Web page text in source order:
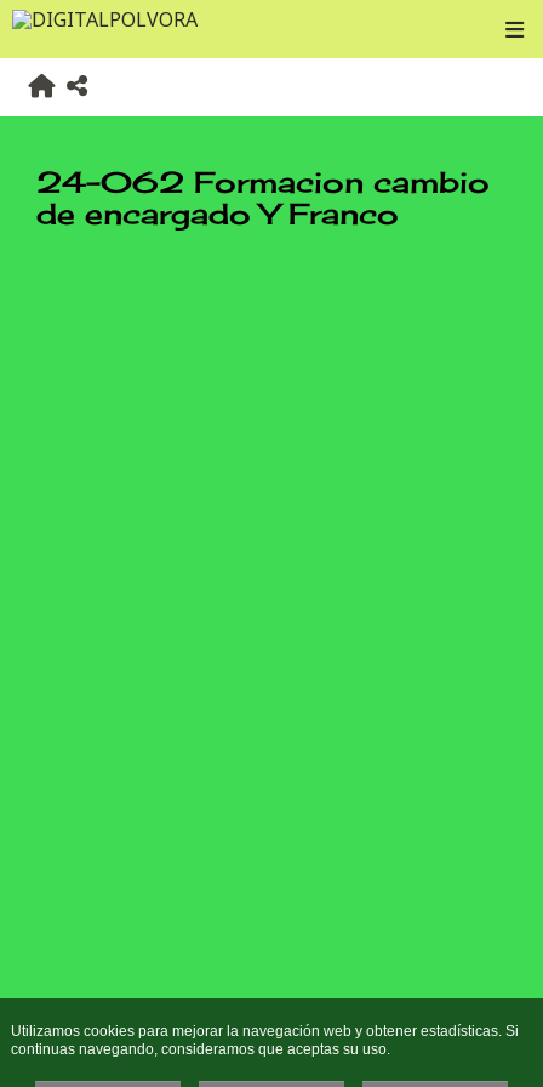
24-062 Formacion cambio
de encargado Y Franco
Utilizamos cookies para mejorar la navegación web y obtener estadísticas. Si
continuas navegando, consideramos que aceptas su uso.